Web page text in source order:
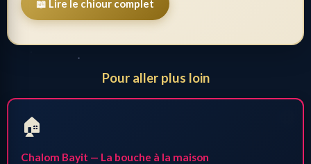
📖 Lire le chiour complet
Pour aller plus loin
🏠
Chalom Bayit — La bouche à la maison